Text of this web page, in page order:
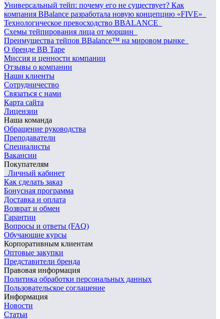
Универсальный тейп: почему его не существует? Как
компания BBalance разработала новую концепцию «FIVE»
Технологическое превосходство BBALANCE
Схемы тейпирования лица от морщин
Преимущества тейпов BBalance™ на мировом рынке
О бренде BB Tape
Миссия и ценности компании
Отзывы о компании
Наши клиенты
Сотрудничество
Связаться с нами
Карта сайта
Лицензии
Наша команда
Обращение руководства
Преподаватели
Специалисты
Вакансии
Покупателям
Личный кабинет
Как сделать заказ
Бонусная программа
Доставка и оплата
Возврат и обмен
Гарантии
Вопросы и ответы (FAQ)
Обучающие курсы
Корпоративным клиентам
Оптовые закупки
Представители бренда
Правовая информация
Политика обработки персональных данных
Пользовательское соглашение
Информация
Новости
Статьи